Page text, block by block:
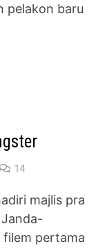
pelakon baru
14
majlis pra
filem pertama